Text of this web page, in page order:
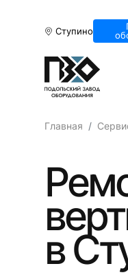
Ступино
Главная
в